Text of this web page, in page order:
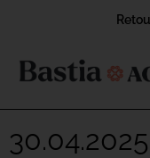
30.04.2025